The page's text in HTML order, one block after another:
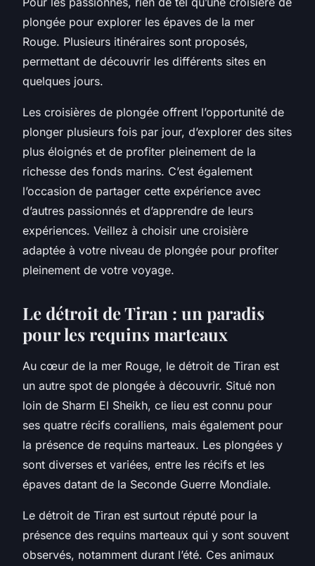
plongée pour explorer les épaves de la mer
Rouge. Plusieurs itinéraires sont proposés,
permettant de découvrir les différents sites en
quelques jours.
Les croisières de plongée offrent l’opportunité de
plonger plusieurs fois par jour, d’explorer des sites
plus éloignés et de profiter pleinement de la
richesse des fonds marins. C’est également
l’occasion de partager cette expérience avec
d’autres passionnés et d’apprendre de leurs
expériences. Veillez à choisir une croisière
adaptée à votre niveau de plongée pour profiter
pleinement de votre voyage.
Le détroit de Tiran : un paradis
pour les requins marteaux
Au cœur de la mer Rouge, le détroit de Tiran est
un autre spot de plongée à découvrir. Situé non
loin de Sharm El Sheikh, ce lieu est connu pour
ses quatre récifs coralliens, mais également pour
la présence de requins marteaux. Les plongées y
sont diverses et variées, entre les récifs et les
épaves datant de la Seconde Guerre Mondiale.
Le détroit de Tiran est surtout réputé pour la
présence des requins marteaux qui y sont souvent
observés, notamment durant l’été. Ces animaux